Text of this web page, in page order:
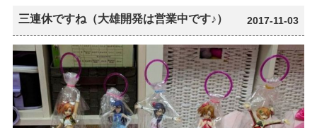
三連休ですね（大雄開発は営業中です♪） 2017-11-03